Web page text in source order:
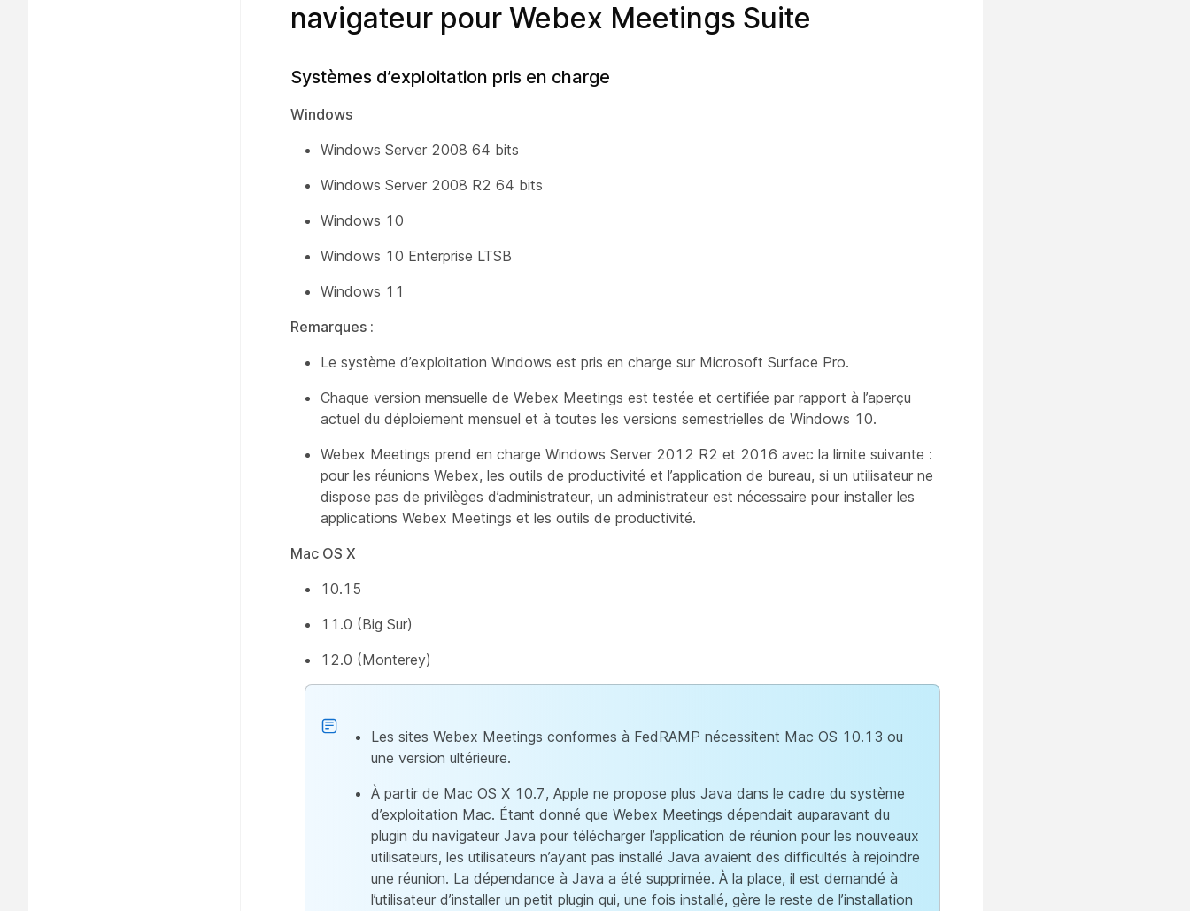
navigateur pour Webex Meetings Suite
Systèmes d’exploitation pris en charge
Windows
Windows Server 2008 64 bits
Windows Server 2008 R2 64 bits
Windows 10
Windows 10 Enterprise LTSB
Windows 11
Remarques :
Le système d’exploitation Windows est pris en charge sur Microsoft Surface Pro.
Chaque version mensuelle de Webex Meetings est testée et certifiée par rapport à l’aperçu
actuel du déploiement mensuel et à toutes les versions semestrielles de Windows 10.
Webex Meetings prend en charge Windows Server 2012 R2 et 2016 avec la limite suivante :
pour les réunions Webex, les outils de productivité et l’application de bureau, si un utilisateur ne
dispose pas de privilèges d’administrateur, un administrateur est nécessaire pour installer les
applications Webex Meetings et les outils de productivité.
Mac OS X
10.15
11.0 (Big Sur)
12.0 (Monterey)
Les sites Webex Meetings conformes à FedRAMP nécessitent Mac OS 10.13 ou
une version ultérieure.
À partir de Mac OS X 10.7, Apple ne propose plus Java dans le cadre du système
d’exploitation Mac. Étant donné que Webex Meetings dépendait auparavant du
plugin du navigateur Java pour télécharger l’application de réunion pour les nouveaux
utilisateurs, les utilisateurs n’ayant pas installé Java avaient des difficultés à rejoindre
une réunion. La dépendance à Java a été supprimée. À la place, il est demandé à
l’utilisateur d’installer un petit plugin qui, une fois installé, gère le reste de l’installation